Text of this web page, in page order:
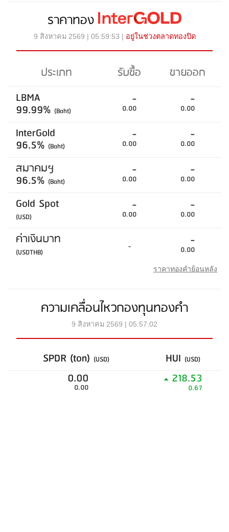
ราคาทอง
9 สิงหาคม 2569 | 05:59:53 | อยู่ในช่วงตลาดทองปิด
ประเภท รับซื้อ
ขายออก
LBMA
99.99% (Baht)
-
0.00
-
0.00
InterGold
96.5% (Baht)
-
0.00
-
0.00
สมาคมฯ
96.5% (Baht)
-
0.00
-
0.00
Gold Spot
(USD)
-
0.00
-
0.00
ค่าเงินบาท
(USDTHB) - -
0.00
ราคาทองคำย้อนหลัง
ความเคลื่อนไหวกองทุนทองคำ
9 สิงหาคม 2569 | 05:57:02
SPDR (ton) (USD) HUI (USD)
0.00
0.00
218.53
0.67